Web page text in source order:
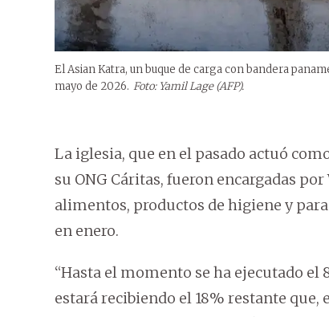
El Asian Katra, un buque de carga con bandera
mayo de 2026. Foto: Yamil Lage (AFP).
La iglesia, que en el pasado actuó
su ONG Cáritas, fueron encargadas
alimentos, productos de higiene y
en enero.
“Hasta el momento se ha ejecutado el
estará recibiendo el 18% restante